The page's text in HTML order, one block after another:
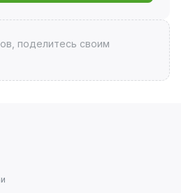
поделитесь своим